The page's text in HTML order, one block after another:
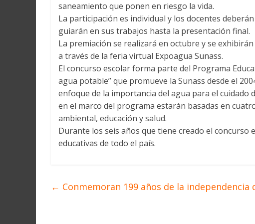
saneamiento que ponen en riesgo la vida.
La participación es individual y los docentes
guiarán en sus trabajos hasta la presentación final.
La premiación se realizará en octubre y se
a través de la feria virtual Expoagua Sunass.
El concurso escolar forma parte del Programa
agua potable” que promueve la Sunass desde el
enfoque de la importancia del agua para el cuidado
en el marco del programa estarán basadas en
ambiental, educación y salud.
Durante los seis años que tiene creado el
educativas de todo el país.
← Conmemoran 199 años de la independencia